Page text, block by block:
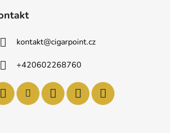
kontakt@cigarpoint.cz
+420602268760